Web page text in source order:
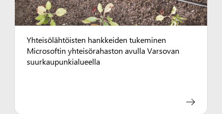
Yhteisölähtöisten hankkeiden tukeminen
Microsoftin yhteisörahaston avulla Varsovan
suurkaupunkialueella